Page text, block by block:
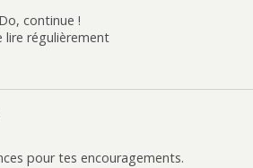
continue !
lire régulièrement
pour tes encouragements.